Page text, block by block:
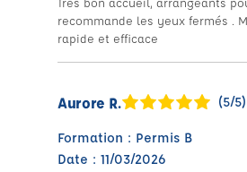
recommande les yeux fermés .
rapide et efficace
Aurore R. (5/5)
Formation : Permis B
Date : 11/03/2026